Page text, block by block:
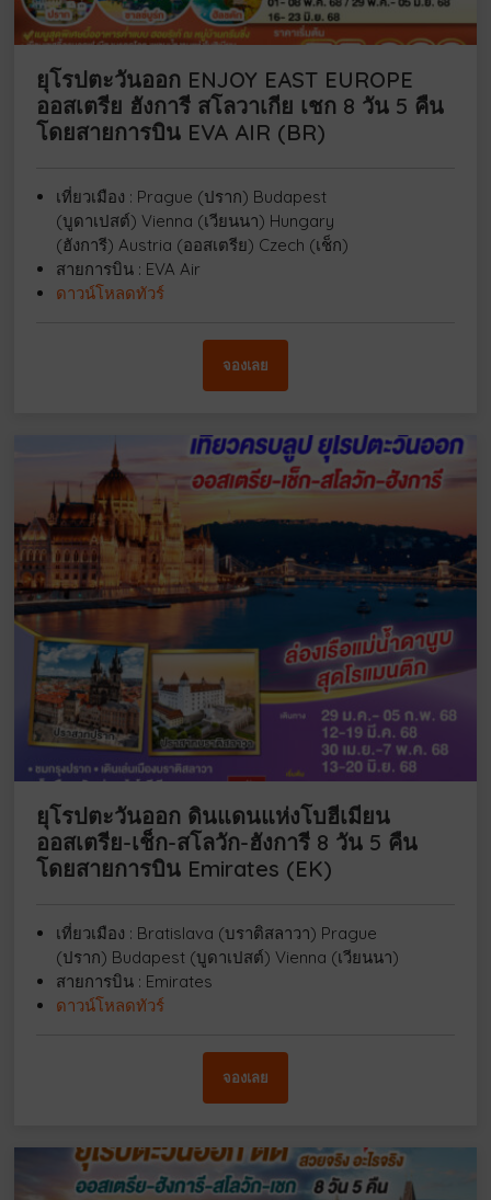
ยุโรปตะวันออก ENJOY EAST EUROPE
ออสเตรีย ฮังการี สโลวาเกีย เชก 8 วัน 5 คืน
โดยสายการบิน EVA AIR (BR)
เที่ยวเมือง : Prague (ปราก) Budapest
(บูดาเปสต์) Vienna (เวียนนา) Hungary
(ฮังการี) Austria (ออสเตรีย) Czech (เช็ก)
สายการบิน : EVA Air
ดาวน์โหลดทัวร์
จองเลย
ยุโรปตะวันออก ดินแดนแห่งโบฮีเมียน
ออสเตรีย-เช็ก-สโลวัก-ฮังการี 8 วัน 5 คืน
โดยสายการบิน Emirates (EK)
เที่ยวเมือง : Bratislava (บราติสลาวา) Prague
(ปราก) Budapest (บูดาเปสต์) Vienna (เวียนนา)
สายการบิน : Emirates
ดาวน์โหลดทัวร์
จองเลย